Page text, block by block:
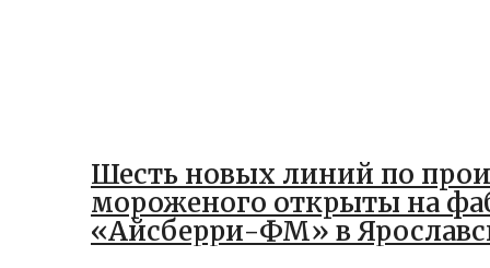
Шесть новых линий по
мороженого открыты на
«Айсберри-ФМ» в